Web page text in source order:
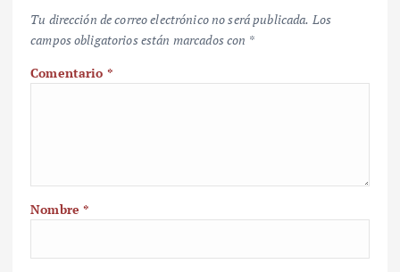
Tu dirección de correo electrónico no será publicada. Los
campos obligatorios están marcados con *
Comentario *
Nombre*